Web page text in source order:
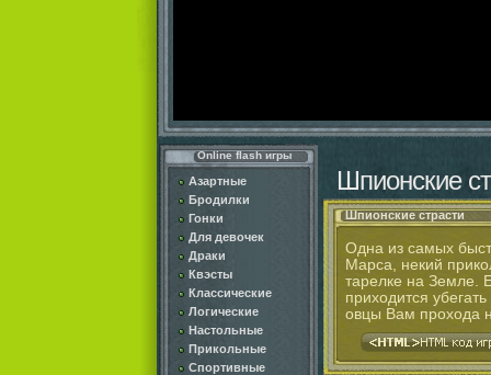
Online flash игры
Азартные
Бродилки
Гонки
Для девочек
Драки
Квэсты
Классические
Логические
Настольные
Прикольные
Спортивные
Шпионские
Шпионские страсти
Одна из самых
Марса, некий
тарелке на Земле.
приходится
овцы Вам прохода